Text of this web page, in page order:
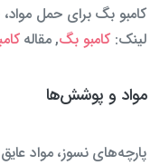
کامبو بگ برای حمل
لینک:کامبو بگ, مقاله
مواد و پوشش‌ها
پارچه‌های نسوز، مواد